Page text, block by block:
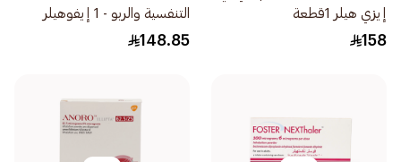
إيزي هيلر 1قطعة
158
التنفسية والربو - 1 إيفوهيلر
1قطعة
148.85